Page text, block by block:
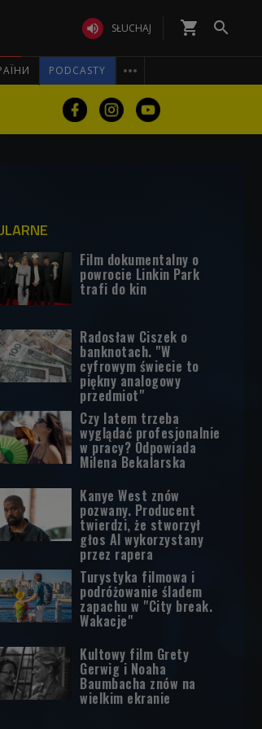
 SŁUCHAJ shopping_cart 
PODCASTY 
Film dokumentalny o
powrocie Linkin Park
trafi do kin
Radosław Ciszek o
banknotach. "W
cyfrowym świecie to
piękny analogowy
przedmiot"
Czy latem trzeba
wyglądać profesjonalnie
w pracy? Odpowiada
Milena Bekalarska
Kanye West znów
pozwany. Producent
twierdzi, że stworzył
głos AI wykorzystany
przez rapera
Turystyka filmowa i
podróżowanie śladem
zapachu w "City break.
Wakacje"
Kultowy film Grety
Gerwig i Noaha
Baumbacha znów na
wielkim ekranie